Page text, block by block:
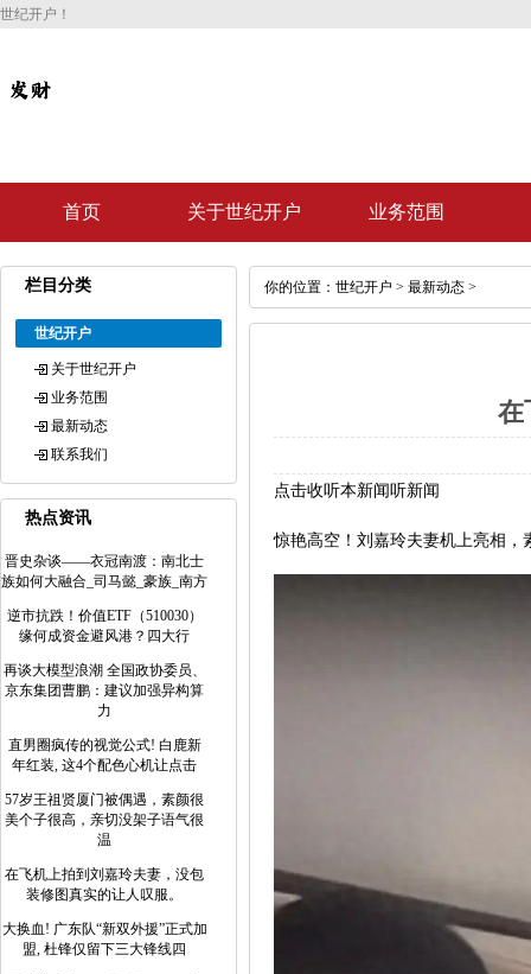
世纪开户！
首页 关于世纪开户 业务范围
栏目分类
世纪开户
关于世纪开户
业务范围
最新动态
联系我们
热点资讯
晋史杂谈——衣冠南渡：南北士
族如何大融合_司马懿_豪族_南方
逆市抗跌！价值ETF（510030）
缘何成资金避风港？四大行
再谈大模型浪潮 全国政协委员、
京东集团曹鹏：建议加强异构算
力
直男圈疯传的视觉公式! 白鹿新
年红装, 这4个配色心机让点击
57岁王祖贤厦门被偶遇，素颜很
美个子很高，亲切没架子语气很
温
在飞机上拍到刘嘉玲夫妻，没包
装修图真实的让人叹服。
大换血! 广东队“新双外援”正式加
盟, 杜锋仅留下三大锋线四
你的位置： 世纪开户 > 最新动态 >
在
点击收听本新闻听新闻
惊艳高空！刘嘉玲夫妻机上亮相，